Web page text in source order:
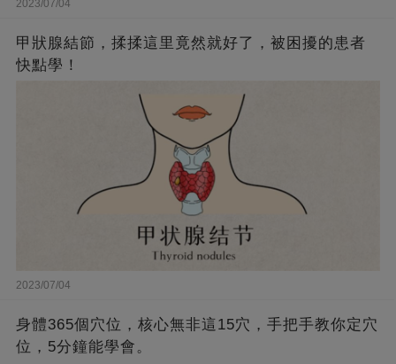
2023/07/04
甲狀腺結節，揉揉這里竟然就好了，被困擾的患者
快點學！
2023/07/04
身體365個穴位，核心無非這15穴，手把手教你定穴
位，5分鐘能學會。